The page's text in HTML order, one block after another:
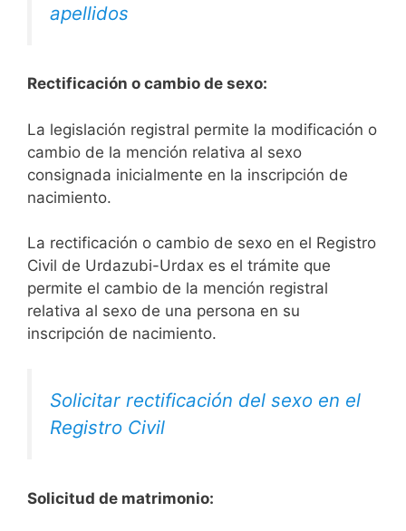
apellidos
Rectificación o cambio de sexo:
La legislación registral permite la modificación o
cambio de la mención relativa al sexo
consignada inicialmente en la inscripción de
nacimiento.
La rectificación o cambio de sexo en el Registro
Civil de Urdazubi-Urdax es el trámite que
permite el cambio de la mención registral
relativa al sexo de una persona en su
inscripción de nacimiento.
Solicitar rectificación del sexo en el
Registro Civil
Solicitud de matrimonio: